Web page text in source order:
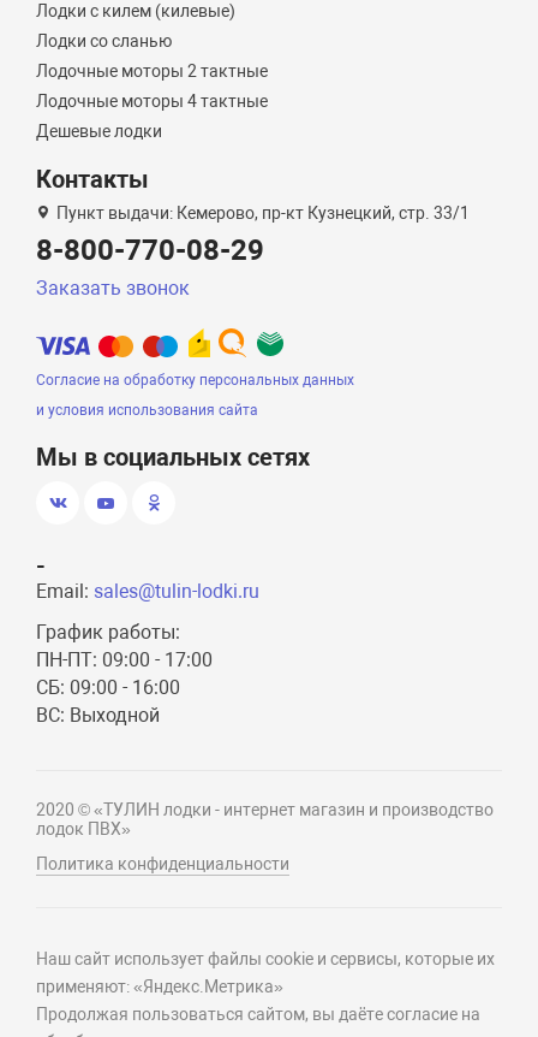
Лодки с килем (килевые)
Лодки со сланью
Лодочные моторы 2 тактные
Лодочные моторы 4 тактные
Дешевые лодки
Контакты
Пункт выдачи: Кемерово, пр-кт Кузнецкий, стр. 33/1
8-800-770-08-29
Заказать звонок
Согласие на обработку персональных данных
и условия использования сайта
Мы в социальных сетях
-
Email: sales@tulin-lodki.ru
График работы:
ПН-ПТ: 09:00 - 17:00
СБ: 09:00 - 16:00
ВС: Выходной
2020 © «ТУЛИН лодки - интернет магазин и производство
лодок ПВХ»
Политика конфиденциальности
Наш сайт использует файлы cookie и сервисы, которые их
применяют: «Яндекс.Метрика»
Продолжая пользоваться сайтом, вы даёте согласие на